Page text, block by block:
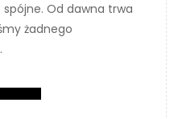
Od dawna trwa
żadnego